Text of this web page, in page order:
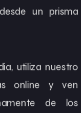
un prisma
, utiliza nuestro
online y ven
de los